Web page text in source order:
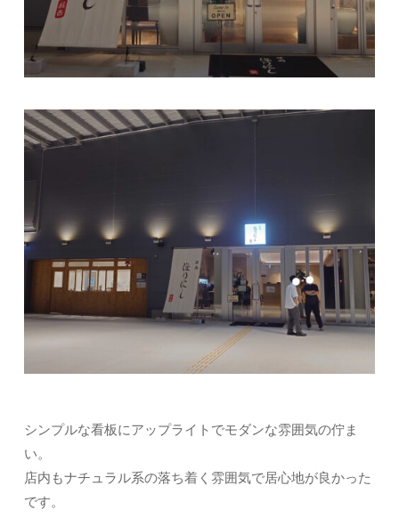
シンプルな看板にアップライトでモダンな雰囲気の佇ま
い。
店内もナチュラル系の落ち着く雰囲気で居心地が良かった
です。